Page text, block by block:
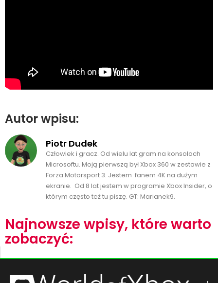
Autor wpisu:
Piotr Dudek
Człowiek i gracz. Od wielu lat gram na konsolach
Microsoftu. Moją pierwszą był Xbox 360 w zestawie z
Forza Motorsport 3. Jestem fanem 4K na dużym
ekranie. Od 8 lat jestem w programie Xbox Insider, o
którym często też tu piszę. GT: Marianek9.
Najnowsze wpisy, które warto
zobaczyć: